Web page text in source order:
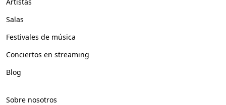
Salas
Festivales de música
Conciertos en streaming
Blog
Sobre nosotros